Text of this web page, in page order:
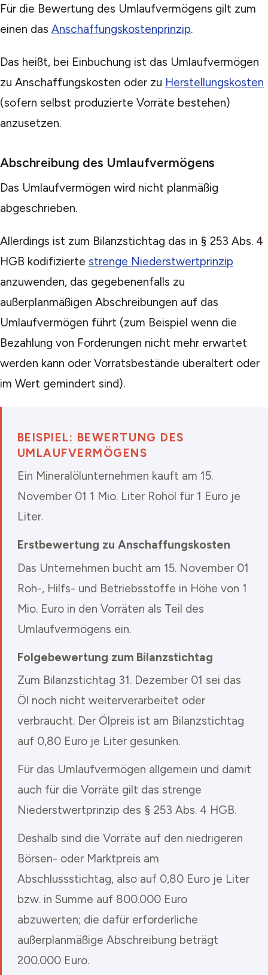
Für die Bewertung des Umlaufvermögens gilt zum
einen das Anschaffungskostenprinzip.
Das heißt, bei Einbuchung ist das Umlaufvermögen
zu Anschaffungskosten oder zu Herstellungskosten
(sofern selbst produzierte Vorräte bestehen)
anzusetzen.
Abschreibung des Umlaufvermögens
Das Umlaufvermögen wird nicht planmäßig
abgeschrieben.
Allerdings ist zum Bilanzstichtag das in § 253 Abs. 4
HGB kodifizierte strenge Niederstwertprinzip
anzuwenden, das gegebenenfalls zu
außerplanmäßigen Abschreibungen auf das
Umlaufvermögen führt (zum Beispiel wenn die
Bezahlung von Forderungen nicht mehr erwartet
werden kann oder Vorratsbestände überaltert oder
im Wert gemindert sind).
BEISPIEL: BEWERTUNG DES
UMLAUFVERMÖGENS
Ein Mineralölunternehmen kauft am 15.
November 01 1 Mio. Liter Rohöl für 1 Euro je
Liter.
Erstbewertung zu Anschaffungskosten
Das Unternehmen bucht am 15. November 01
Roh-, Hilfs- und Betriebsstoffe in Höhe von 1
Mio. Euro in den Vorräten als Teil des
Umlaufvermögens ein.
Folgebewertung zum Bilanzstichtag
Zum Bilanzstichtag 31. Dezember 01 sei das
Öl noch nicht weiterverarbeitet oder
verbraucht. Der Ölpreis ist am Bilanzstichtag
auf 0,80 Euro je Liter gesunken.
Für das Umlaufvermögen allgemein und damit
auch für die Vorräte gilt das strenge
Niederstwertprinzip des § 253 Abs. 4 HGB.
Deshalb sind die Vorräte auf den niedrigeren
Börsen- oder Marktpreis am
Abschlussstichtag, also auf 0,80 Euro je Liter
bzw. in Summe auf 800.000 Euro
abzuwerten; die dafür erforderliche
außerplanmäßige Abschreibung beträgt
200.000 Euro.